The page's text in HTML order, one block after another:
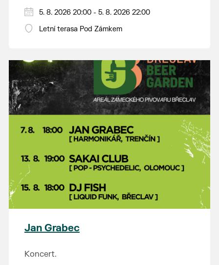
5. 8. 2026 20:00 - 5. 8. 2026 22:00
Letní terasa Pod Zámkem
Jan Grabec
Koncert.